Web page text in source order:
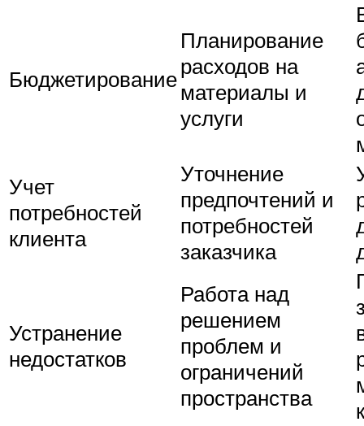
Бюджетирование
Планирование
расходов на
материалы и
услуги
Учет
потребностей
клиента
Уточнение
предпочтений и
потребностей
заказчика
Устранение
недостатков
Работа над
решением
проблем и
ограничений
пространства